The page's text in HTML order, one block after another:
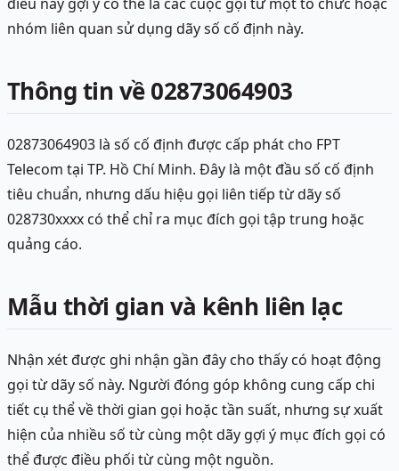
nhóm liên quan sử dụng dãy số cố định này.
Thông tin về 02873064903
02873064903 là số cố định được cấp phát cho FPT
Telecom tại TP. Hồ Chí Minh. Đây là một đầu số cố định
tiêu chuẩn, nhưng dấu hiệu gọi liên tiếp từ dãy số
028730xxxx có thể chỉ ra mục đích gọi tập trung hoặc
quảng cáo.
Mẫu thời gian và kênh liên lạc
Nhận xét được ghi nhận gần đây cho thấy có hoạt động
gọi từ dãy số này. Người đóng góp không cung cấp chi
tiết cụ thể về thời gian gọi hoặc tần suất, nhưng sự xuất
hiện của nhiều số từ cùng một dãy gợi ý mục đích gọi có
thể được điều phối từ cùng một nguồn.